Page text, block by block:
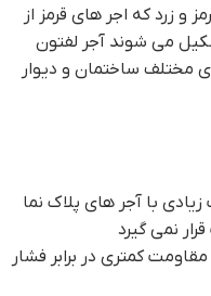
و زرد که اجر های قرمز از
می شوند آجر لفتون
ساختمان و دیوار
با آجر های پلاک نما
نمی گیرد
کمتری در برابر فشار